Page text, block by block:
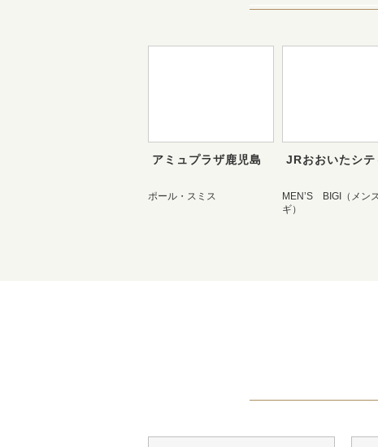
アミュプラザ鹿児島
ポール・スミス
JRおおいたシテ
MEN’S BIGI（メン
ギ）